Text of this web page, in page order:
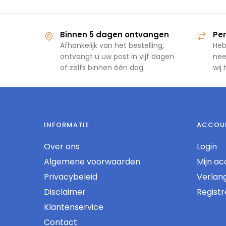
Binnen 5 dagen ontvangen
Afhankelijk van het bestelling,
ontvangt u uw post in vijf dagen
of zelfs binnen één dag.
wij
INFORMATIE
Over ons
Algemene voorwaarden
Privacybeleid
Disclaimer
Klantenservice
Contact
Login
Mijn